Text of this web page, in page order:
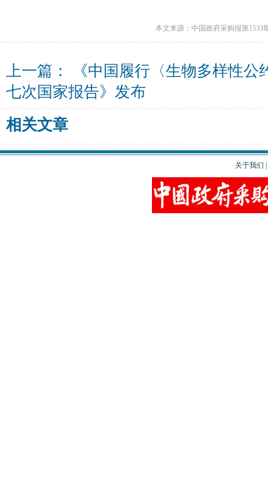
本文来源：中国政府采购报第1533
上一篇：
《中国履行〈生物多样性公
七次国家报告》发布
相关文章
关于我们